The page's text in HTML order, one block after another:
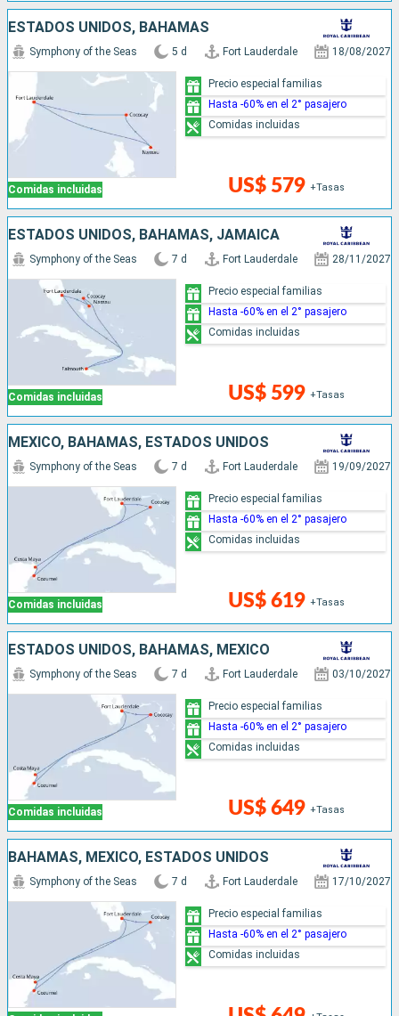
ESTADOS UNIDOS, BAHAMAS
Comidas incluidas
Symphony of the Seas 5 d Fort Lauderdale 18/08/2027
US$ 579 +Tasas
Precio especial familias
Hasta -60% en el 2° pasajero
Comidas incluidas
ESTADOS UNIDOS, BAHAMAS, JAMAICA
Comidas incluidas
Symphony of the Seas 7 d Fort Lauderdale 28/11/2027
US$ 599 +Tasas
Precio especial familias
Hasta -60% en el 2° pasajero
Comidas incluidas
MÉXICO, BAHAMAS, ESTADOS UNIDOS
Comidas incluidas
Symphony of the Seas 7 d Fort Lauderdale 19/09/2027
US$ 619 +Tasas
Precio especial familias
Hasta -60% en el 2° pasajero
Comidas incluidas
ESTADOS UNIDOS, BAHAMAS, MÉXICO
Comidas incluidas
Symphony of the Seas 7 d Fort Lauderdale 03/10/2027
US$ 649 +Tasas
Precio especial familias
Hasta -60% en el 2° pasajero
Comidas incluidas
BAHAMAS, MÉXICO, ESTADOS UNIDOS
Symphony of the Seas 7 d Fort Lauderdale 17/10/2027
Precio especial familias
Hasta -60% en el 2° pasajero
Comidas incluidas